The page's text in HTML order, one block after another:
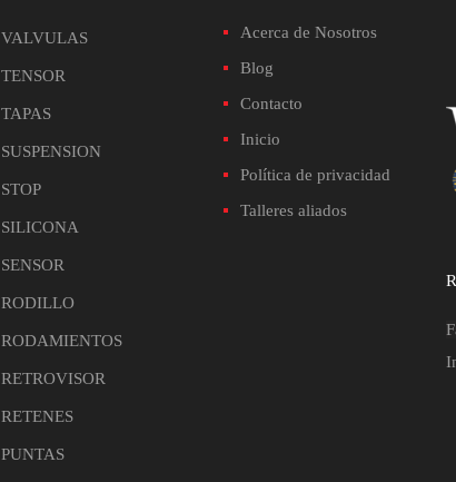
VALVULAS
TENSOR
TAPAS
SUSPENSION
STOP
SILICONA
SENSOR
RODILLO
RODAMIENTOS
RETROVISOR
RETENES
PUNTAS
Acerca de Nosotros
Blog
Contacto
Inicio
Política de privacidad
Talleres aliados